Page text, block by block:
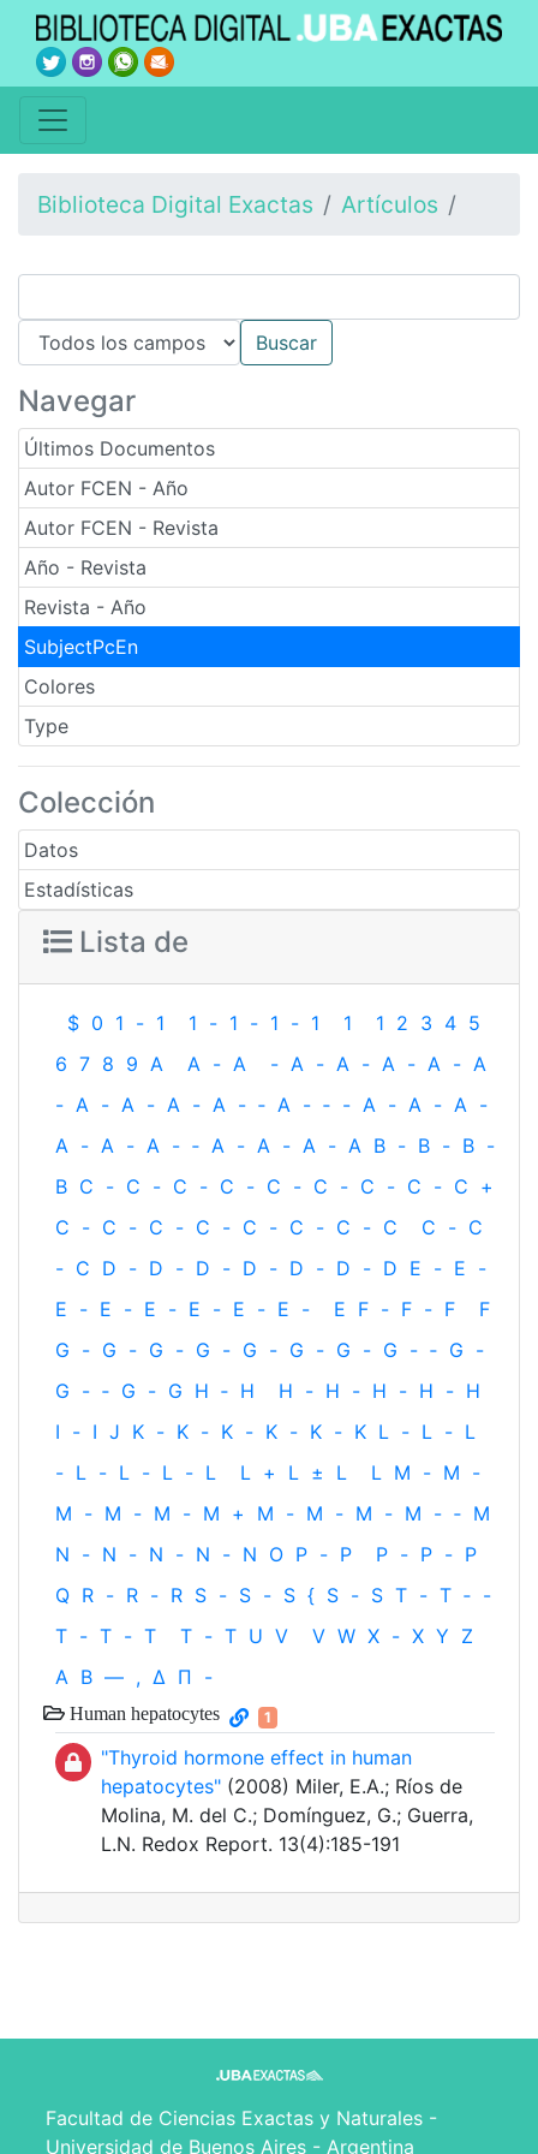
Biblioteca Digital Exactas Artículos
Navegar
Últimos Documentos
Autor FCEN - Año
Autor FCEN - Revista
Año - Revista
Revista - Año
SubjectPcEn
Colores
Type
Colección
Datos
Estadísticas
Lista de
$ 0 1 - 1 1 - 1 - 1 - 1 1 1 2 3 4 5
6 7 8 9 A A - A - A - A - A - A - A
- A - A - A - A - ‐ A - ‐ - A - A - A -
A - A - A - ‐ A - A - A - A B - B - B -
B C - C - C - C - C - C - C - C - C +
C - C - C - C - C - C - C - C C - C
- C D - D - D - D - D - D - D E - E -
E - E - E - E - E - E - E F - F - F
F
G - G - G - G - G - G - G - G - ‐ G -
G - ‐ G - G H ‐ H H - H - H - H - H
I - I J K - K - K - K - K - K L - L - L
- L - L - L - L L + L ± L L M - M -
M - M - M - M + M - M - M - M - ‐ M
N - N - N - N - N O P - P P - P - P
Q R - R - R S - S - S { S - S T - T ‐ -
T - T - T T - T U V V W X - X Y Z
Α Β — , Δ Π -
Human hepatocytes 1
"Thyroid hormone effect in human
hepatocytes" (2008) Miler, E.A.; Ríos de
Molina, M. del C.; Domínguez, G.; Guerra,
L.N. Redox Report. 13(4):185-191
Facultad de Ciencias Exactas y Naturales -
Universidad de Buenos Aires - Argentina